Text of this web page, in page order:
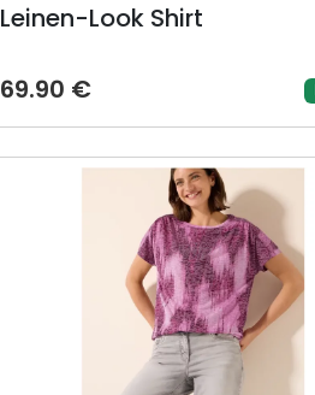
Leinen-Look Shirt
69.90 €